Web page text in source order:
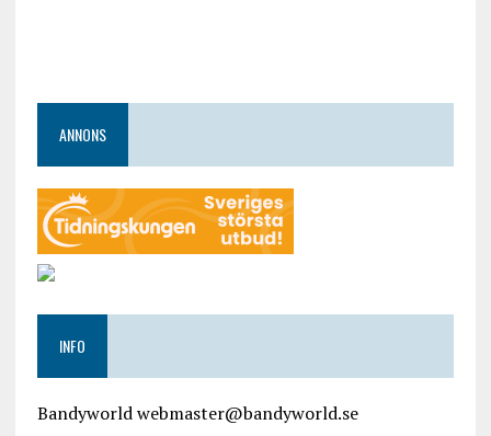
ANNONS
INFO
Bandyworld webmaster@bandyworld.se